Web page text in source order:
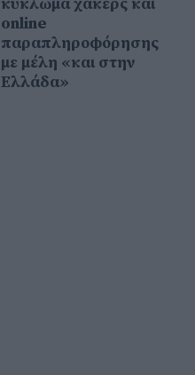
online
παραπληροφόρησης
με μέλη «και στην
Ελλάδα»